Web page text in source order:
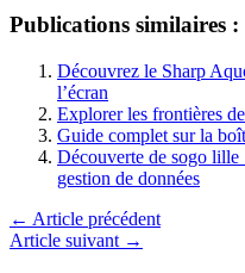
Publications similaires :
Découvrez le Sharp
l’écran
Explorer les frontières
Guide complet sur la
Découverte de sogo lille
gestion de données
← Article précédent
Article suivant →